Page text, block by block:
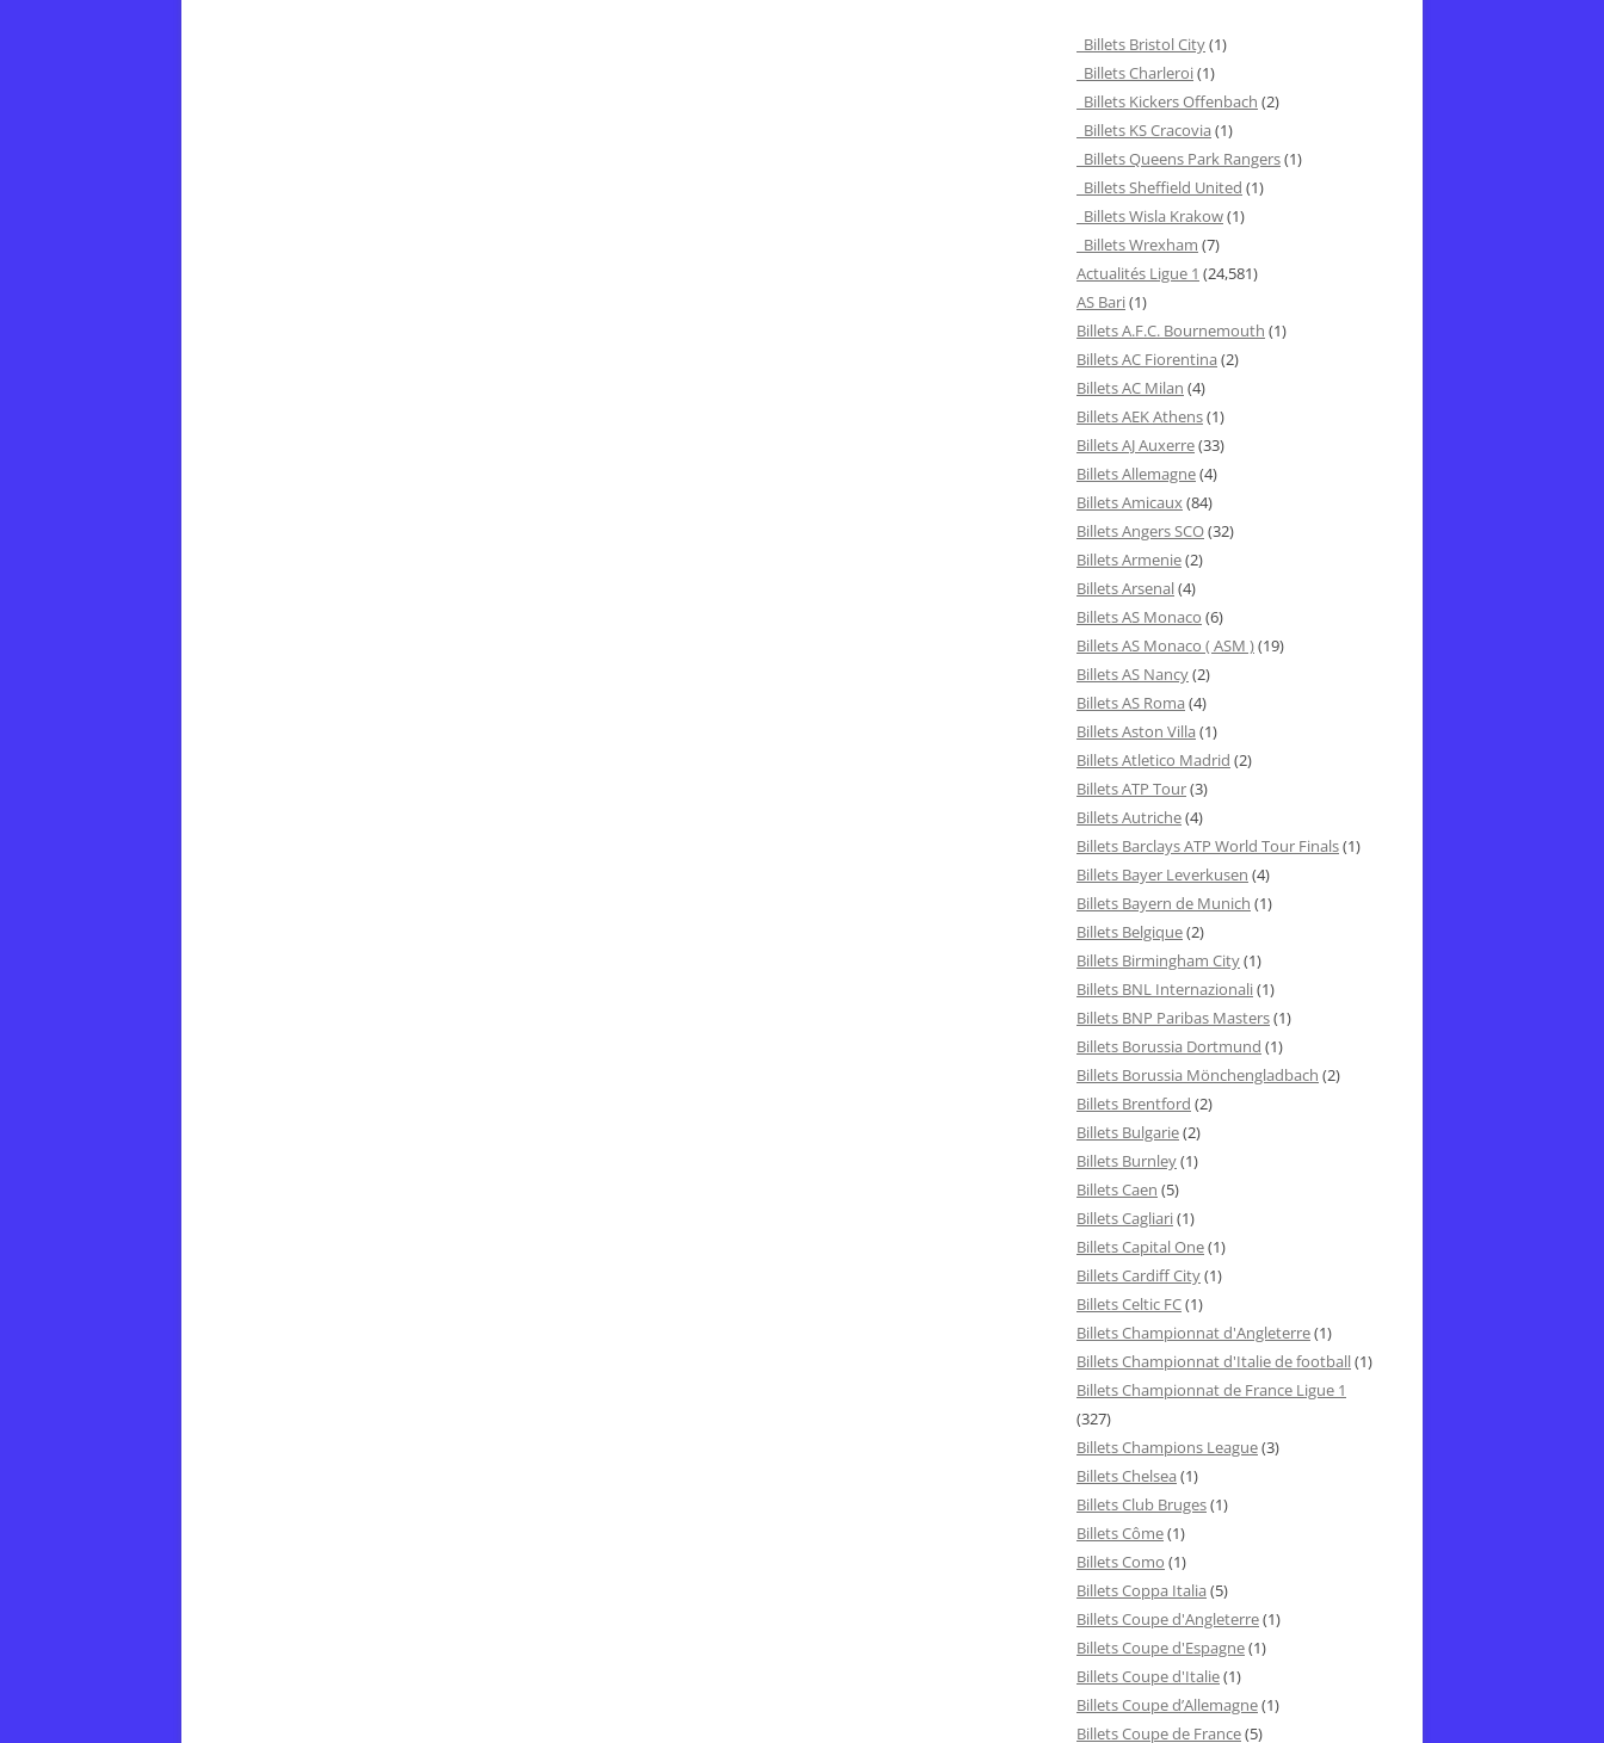
Billets Bristol City(1)
Billets Charleroi(1)
Billets Kickers Offenbach (2)
Billets KS Cracovia (1)
Billets Queens Park Rangers(1)
Billets Sheffield United (1)
Billets Wisla Krakow(1)
Billets Wrexham (7)
Actualités Ligue 1 (24,581)
AS Bari(1)
Billets A.F.C. Bournemouth (1)
Billets AC Fiorentina (2)
Billets AC Milan (4)
Billets AEK Athens(1)
Billets AJ Auxerre(33)
Billets Allemagne(4)
Billets Amicaux(84)
Billets Angers SCO(32)
Billets Armenie(2)
Billets Arsenal(4)
Billets AS Monaco (6)
Billets AS Monaco ( ASM )(19)
Billets AS Nancy(2)
Billets AS Roma (4)
Billets Aston Villa (1)
Billets Atletico Madrid (2)
Billets ATP Tour(3)
Billets Autriche(4)
Billets Barclays ATP World Tour Finals(1)
Billets Bayer Leverkusen (4)
Billets Bayern de Munich (1)
Billets Belgique(2)
Billets Birmingham City(1)
Billets BNL Internazionali(1)
Billets BNP Paribas Masters(1)
Billets Borussia Dortmund (1)
Billets Borussia Mönchengladbach (2)
Billets Brentford (2)
Billets Bulgarie(2)
Billets Burnley(1)
Billets Caen (5)
Billets Cagliari(1)
Billets Capital One(1)
Billets Cardiff City(1)
Billets Celtic FC(1)
Billets Championnat d'Angleterre(1)
Billets Championnat d'Italie de football(1)
Billets Championnat de France Ligue 1
(327)
Billets Champions League(3)
Billets Chelsea (1)
Billets Club Bruges(1)
Billets Côme(1)
Billets Como (1)
Billets Coppa Italia (5)
Billets Coupe d'Angleterre(1)
Billets Coupe d'Espagne(1)
Billets Coupe d'Italie(1)
Billets Coupe d’Allemagne(1)
Billets Coupe de France(5)